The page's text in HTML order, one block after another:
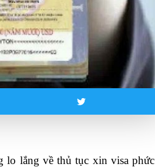
lo lắng về thủ tục xin visa phức